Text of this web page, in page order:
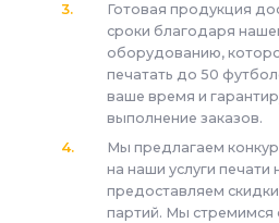
Готовая продукция
сроки благодаря
оборудованию,
печатать до 50
ваше время и
выполнение заказов.
Мы предлагаем
на наши услуги печати
предоставляем
партий. Мы стремимся